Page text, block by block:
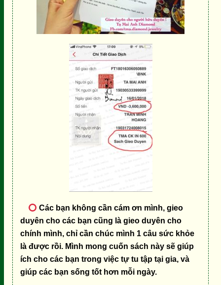
Các bạn không cần cám ơn mình, gieo
duyên cho các bạn cũng là gieo duyên cho
chính mình, chỉ cần chúc mình 1 câu sức khỏe
là được rồi. Mình mong cuốn sách này sẽ giúp
ích cho các bạn trong việc tự tu tập tại gia, và
giúp các bạn sống tốt hơn mỗi ngày.